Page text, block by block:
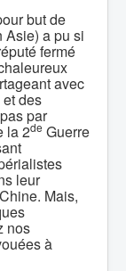
but de
Asie) a pu si
fermé
avec
des
par
la 2de Guerre
leur
Mais,
nos
à